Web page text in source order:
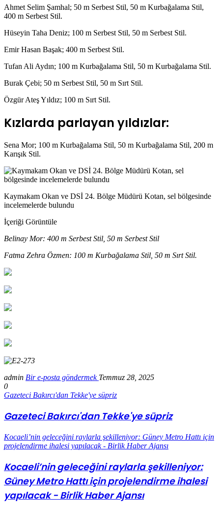
Ahmet Selim Şamhal; 50 m Serbest Stil, 50 m Kurbağalama Stil,
400 m Serbest Stil.
Hüseyin Taha Deniz; 100 m Serbest Stil, 50 m Serbest Stil.
Emir Hasan Başak; 400 m Serbest Stil.
Tufan Ali Aydın; 100 m Kurbağalama Stil, 50 m Kurbağalama Stil.
Burak Çebi; 50 m Serbest Stil, 50 m Sırt Stil.
Özgür Ateş Yıldız; 100 m Sırt Stil.
Kızlarda parlayan yıldızlar:
Sena Mor; 100 m Kurbağalama Stil, 50 m Kurbağalama Stil, 200 m
Karışık Stil.
Kaymakam Okan ve DSİ 24. Bölge Müdürü Kotan, sel bölgesinde
incelemelerde bulundu
İçeriği Görüntüle
Belinay Mor: 400 m Serbest Stil, 50 m Serbest Stil
Fatma Zehra Özmen: 100 m Kurbağalama Stil, 50 m Sırt Stil.
admin Bir e-posta göndermek Temmuz 28, 2025
0
Gazeteci Bakırcı'dan Tekke'ye süpriz
Gazeteci Bakırcı'dan Tekke'ye süpriz
Kocaeli’nin geleceğini raylarla şekilleniyor: Güney Metro Hattı için
projelendirme ihalesi yapılacak - Birlik Haber Ajansı
Kocaeli’nin geleceğini raylarla şekilleniyor:
Güney Metro Hattı için projelendirme ihalesi
yapılacak - Birlik Haber Ajansı